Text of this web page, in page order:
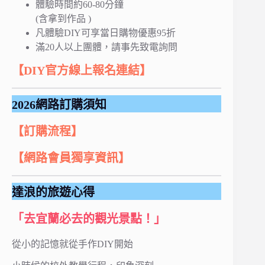
體驗時間約60-80分鐘
(含拿到作品 )
凡體驗DIY可享當日購物優惠95折
滿20人以上團體，請事先致電詢問
【DIY官方線上報名連結】
2026網路訂購須知
【訂購流程】
【網路會員獨享資訊】
達浪的旅遊心得
「去宜蘭必去的觀光景點！」
從小的記憶就從手作DIY開始